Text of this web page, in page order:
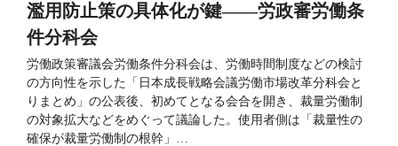
濫用防止策の具体化が鍵――労政審労働条
件分科会
労働政策審議会労働条件分科会は、労働時間制度などの検討
の方向性を示した「日本成長戦略会議労働市場改革分科会と
りまとめ」の公表後、初めてとなる会合を開き、裁量労働制
の対象拡大などをめぐって議論した。使用者側は「裁量性の
確保が裁量労働制の根幹」…